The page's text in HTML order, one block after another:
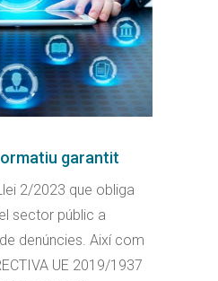
garantit
2/2023 que obliga
sector públic a
denúncies. Així com
UE 2019/1937